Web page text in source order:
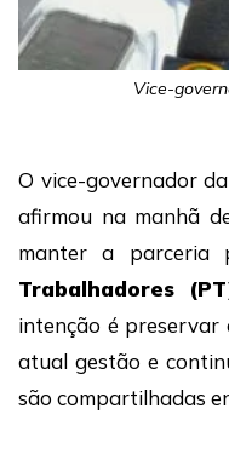
Vice-
O vice-governador
afirmou na manhã
manter a parceria
Trabalhadores
intenção é
atual gestão e
são compartilhadas